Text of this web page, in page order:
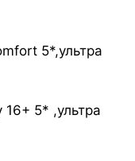
5*,ультра
5* ,ультра